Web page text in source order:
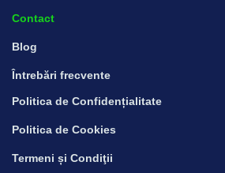
Contact
Blog
Întrebări frecvente
Politica de Confidențialitate
Politica de Cookies
Termeni și Condiţii